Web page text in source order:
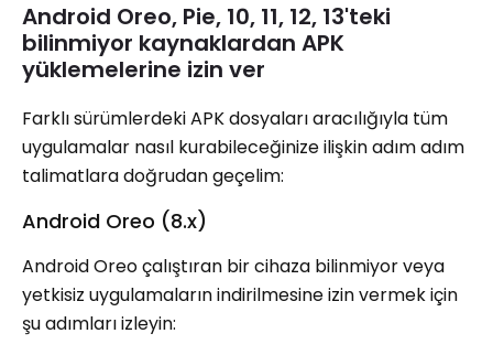
Android Oreo, Pie, 10, 11, 12, 13'teki
bilinmiyor kaynaklardan APK
yüklemelerine izin ver
Farklı sürümlerdeki APK dosyaları aracılığıyla tüm
uygulamalar nasıl kurabileceğinize ilişkin adım adım
talimatlara doğrudan geçelim:
Android Oreo (8.x)
Android Oreo çalıştıran bir cihaza bilinmiyor veya
yetkisiz uygulamaların indirilmesine izin vermek için
şu adımları izleyin: